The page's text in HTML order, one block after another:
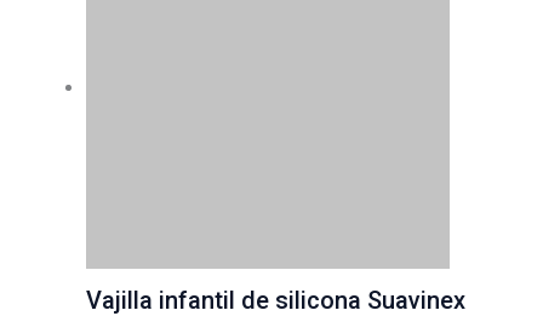
Vajilla infantil de silicona Suavinex